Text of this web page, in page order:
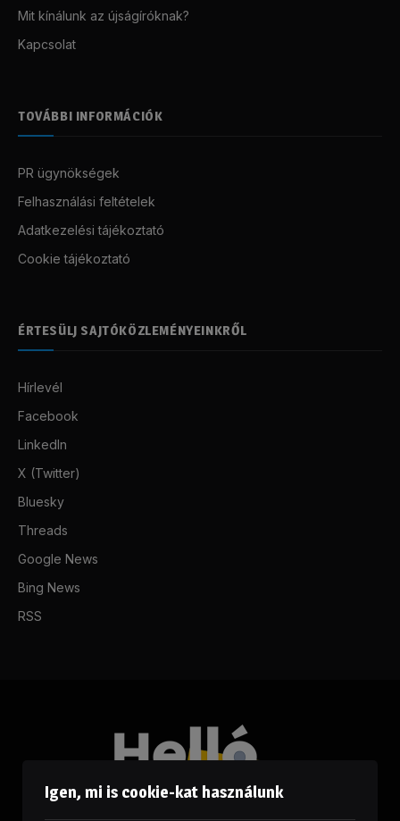
Mit kínálunk az újságíróknak?
Kapcsolat
TOVÁBBI INFORMÁCIÓK
PR ügynökségek
Felhasználási feltételek
Adatkezelési tájékoztató
Cookie tájékoztató
ÉRTESÜLJ SAJTÓKÖZLEMÉNYEINKRŐL
Hírlevél
Facebook
LinkedIn
X (Twitter)
Bluesky
Threads
Google News
Bing News
RSS
Igen, mi is cookie-kat használunk